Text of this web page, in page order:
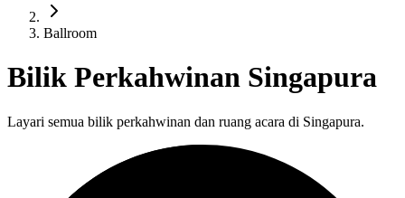
Ballroom
Bilik Perkahwinan Singapura
Layari semua bilik perkahwinan dan ruang acara di Singapura.